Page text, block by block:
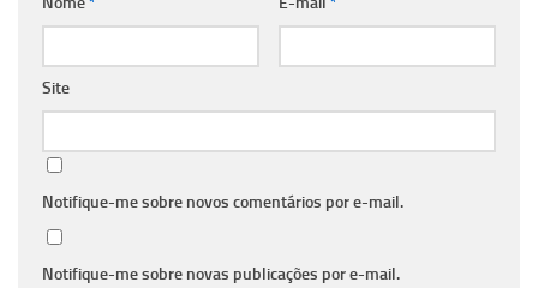
Site
Notifique-me sobre novos comentários por e-mail.
Notifique-me sobre novas publicações por e-mail.